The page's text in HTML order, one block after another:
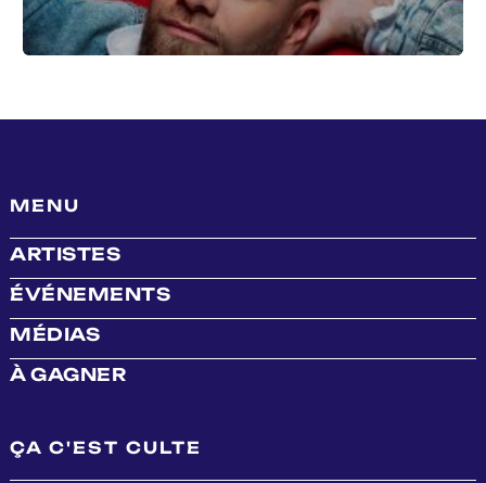
MENU
ARTISTES
ÉVÉNEMENTS
MÉDIAS
À GAGNER
ÇA C'EST CULTE